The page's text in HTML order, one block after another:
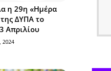
η 29η «Ημέρα
ΔΥΠΑ το
Απριλίου
2024